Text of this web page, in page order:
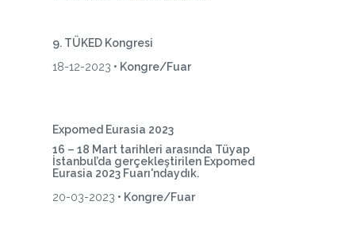
9. TÜKED Kongresi
18-12-2023 • Kongre/Fuar
Expomed Eurasia 2023
16 – 18 Mart tarihleri arasında Tüyap
İstanbul’da gerçekleştirilen Expomed
Eurasia 2023 Fuarı'ndaydık.
20-03-2023 • Kongre/Fuar